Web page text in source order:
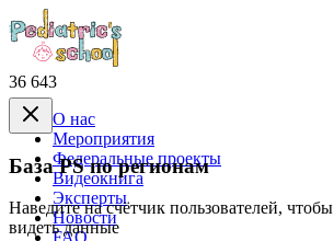
36 643
База PS по регионам
Наведите на счётчик пользователей, чтобы
видеть данные
О нас
Mероприятия
Федеральные проекты
Видеокнига
Эксперты
Новости
FAQ